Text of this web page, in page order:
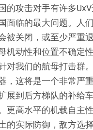
的攻击对手有许多
面临的最大问题。人
被关闭，或至少严重
机动性和位置不确定
对我们的航母打击群
，这将是一个非常严
展到后方梯队的补给
更高水平的机载自主
的实际防御，敌方选